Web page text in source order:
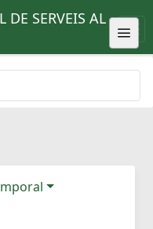
DE SERVEIS AL